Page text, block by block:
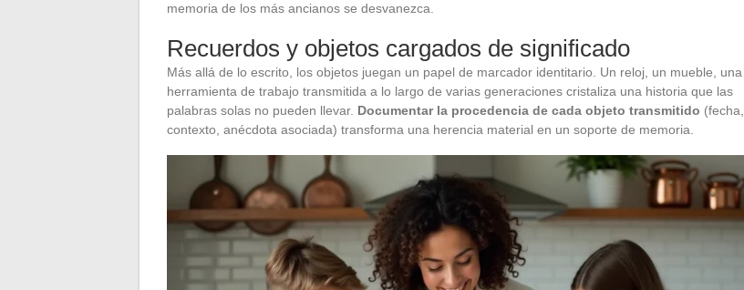
memoria de los más ancianos se desvanezca.
Recuerdos y objetos cargados de significado
Más allá de lo escrito, los objetos juegan un papel de marcador identitario. Un reloj, un mueble, una
herramienta de trabajo transmitida a lo largo de varias generaciones cristaliza una historia que las
palabras solas no pueden llevar. Documentar la procedencia de cada objeto transmitido (fecha,
contexto, anécdota asociada) transforma una herencia material en un soporte de memoria.